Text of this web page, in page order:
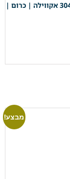
מתלה מגבות נירוסטה 61 ס"מ דוריאן נירוסטה 304 אקווילה | כרום |
מבצע!